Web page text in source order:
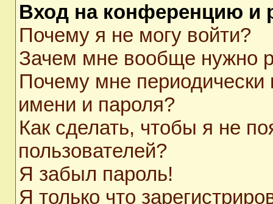
Вход на конференцию и
Почему я не могу войти?
Зачем мне вообще нужно
Почему мне периодически
имени и пароля?
Как сделать, чтобы я не
пользователей?
Я забыл пароль!
Я только что